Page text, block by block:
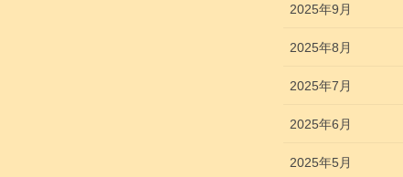
2025年9月
2025年8月
2025年7月
2025年6月
2025年5月